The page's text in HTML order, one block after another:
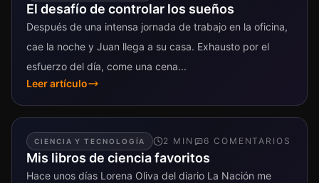
El desafío de controlar los sueños
Después de una intensa jornada de trabajo en la oficina,
cae la noche y Juan llega a su casa. Exhausto por el
esfuerzo del día, come una cena...
Leer artículo
CIENCIA Y TECNOLOGÍA 2 MIN 6 COMENTARIO S
Mis libros de ciencia favoritos
Hace unos días Lorena Oliva del diario La Nación me